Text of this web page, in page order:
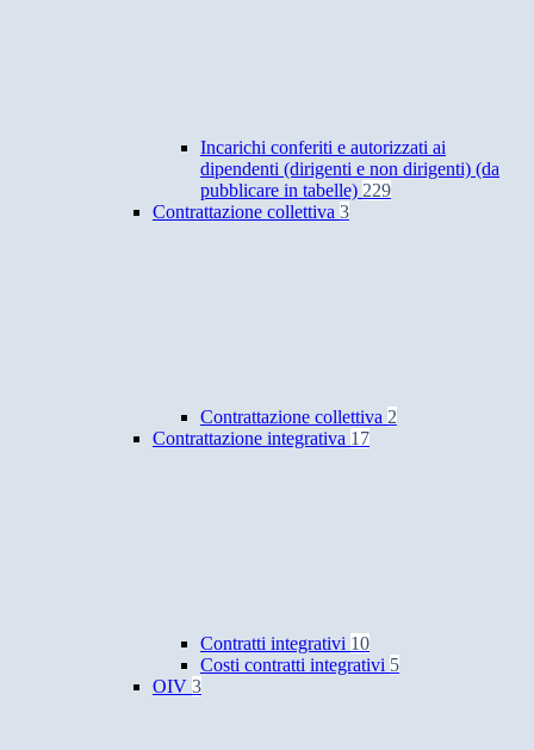
Incarichi conferiti e autorizzati ai
dipendenti (dirigenti e non dirigenti) (da
pubblicare in tabelle) 229
Contrattazione collettiva 3
Contrattazione collettiva 2
Contrattazione integrativa 17
Contratti integrativi 10
Costi contratti integrativi 5
OIV 3